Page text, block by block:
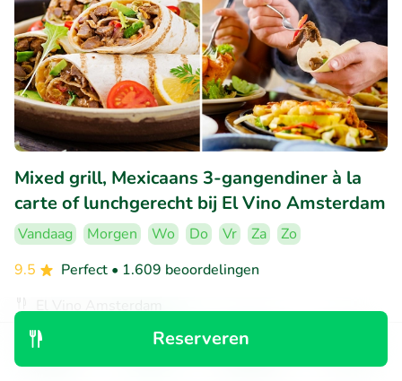
Reserveren
Mixed grill, Mexicaans 3-gangendiner à la
carte of lunchgerecht bij El Vino Amsterdam
Vandaag Morgen Wo Do Vr Za
Zo
9.5
Perfect • 1.609 beoordelingen
Amsterdam (1km)
Verkocht: 270
€19 €11,50